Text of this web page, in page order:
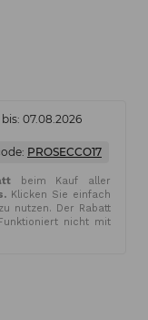
07.08.2026
PROSECCO17
beim Kauf aller
Klicken Sie einfach
nutzen. Der Rabatt
nicht mit